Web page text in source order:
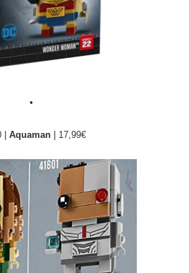
•
Aquaman | 17,99€